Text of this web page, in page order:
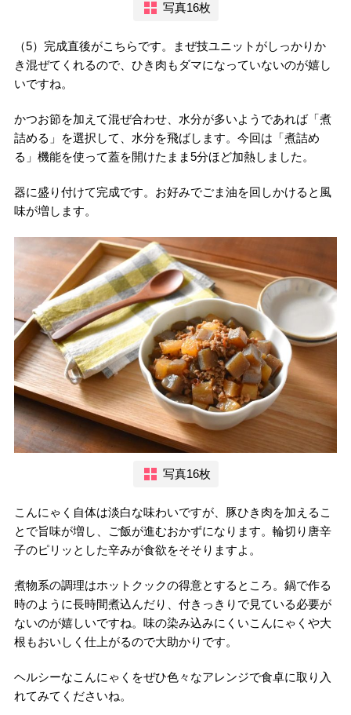
写真16枚
（5）完成直後がこちらです。まぜ技ユニットがしっかりか
き混ぜてくれるので、ひき肉もダマになっていないのが嬉し
いですね。
かつお節を加えて混ぜ合わせ、水分が多いようであれば「煮
詰める」を選択して、水分を飛ばします。今回は「煮詰め
る」機能を使って蓋を開けたまま5分ほど加熱しました。
器に盛り付けて完成です。お好みでごま油を回しかけると風
味が増します。
写真16枚
こんにゃく自体は淡白な味わいですが、豚ひき肉を加えるこ
とで旨味が増し、ご飯が進むおかずになります。輪切り唐辛
子のピリッとした辛みが食欲をそそりますよ。
煮物系の調理はホットクックの得意とするところ。鍋で作る
時のように長時間煮込んだり、付きっきりで見ている必要が
ないのが嬉しいですね。味の染み込みにくいこんにゃくや大
根もおいしく仕上がるので大助かりです。
ヘルシーなこんにゃくをぜひ色々なアレンジで食卓に取り入
れてみてくださいね。